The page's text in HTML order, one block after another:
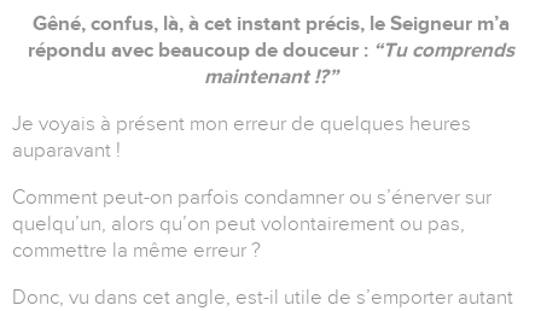
Gêné, confus, là, à cet instant précis, le Seigneur m’a
répondu avec beaucoup de douceur : “Tu comprends
maintenant !?”
Je voyais à présent mon erreur de quelques heures
auparavant !
Comment peut-on parfois condamner ou s’énerver sur
quelqu’un, alors qu’on peut volontairement ou pas,
commettre la même erreur ?
Donc, vu dans cet angle, est-il utile de s’emporter autant